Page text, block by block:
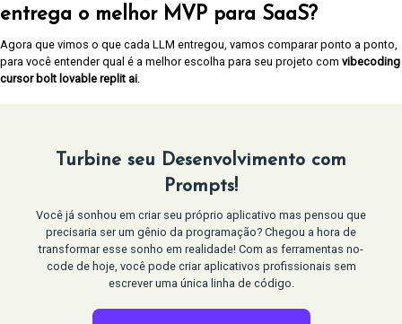
entrega o melhor MVP para SaaS?
Agora que vimos o que cada LLM entregou, vamos comparar ponto a ponto,
para você entender qual é a melhor escolha para seu projeto com vibecoding
cursor bolt lovable replit ai
Turbine seu Desenvolvimento com
Prompts!
Você já sonhou em criar seu próprio aplicativo mas pensou que
precisaria ser um gênio da programação? Chegou a hora de
transformar esse sonho em realidade! Com as ferramentas no-
code de hoje, você pode criar aplicativos profissionais sem
escrever uma única linha de código.